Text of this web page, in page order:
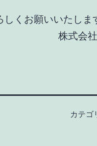
くお願いいたしま
株式会
カテゴ